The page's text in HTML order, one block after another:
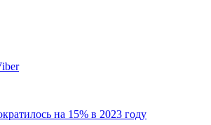
на 15% в 2023 году